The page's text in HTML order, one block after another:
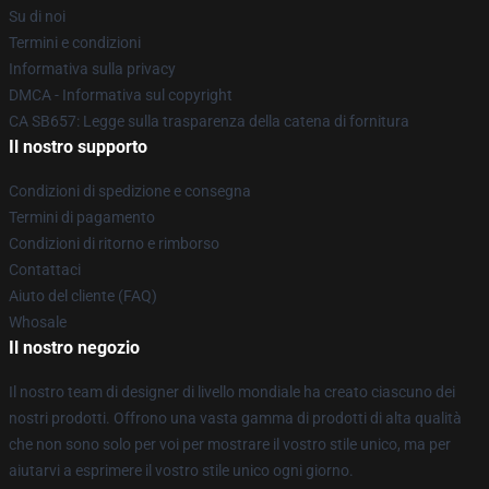
Su di noi
Termini e condizioni
Informativa sulla privacy
DMCA - Informativa sul copyright
CA SB657: Legge sulla trasparenza della catena di fornitura
Il nostro supporto
Condizioni di spedizione e consegna
Termini di pagamento
Condizioni di ritorno e rimborso
Contattaci
Aiuto del cliente (FAQ)
Whosale
Il nostro negozio
Il nostro team di designer di livello mondiale ha creato ciascuno dei
nostri prodotti. Offrono una vasta gamma di prodotti di alta qualità
che non sono solo per voi per mostrare il vostro stile unico, ma per
aiutarvi a esprimere il vostro stile unico ogni giorno.